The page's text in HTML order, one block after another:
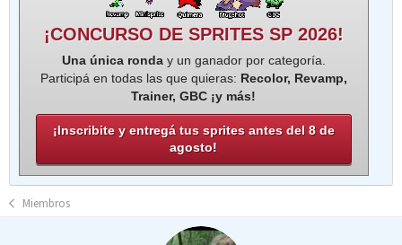
¡CONCURSO DE SPRITES SP 2026!
Una única ronday un ganador por categoría.
Participá en todas las que quieras: Recolor, Revamp,
Trainer, GBC ¡y más!
¡Inscribite y entregá tus sprites antes del 8 de
agosto!
Miembros